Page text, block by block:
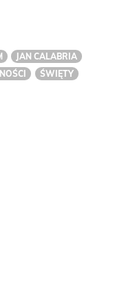
JAN CALABRIA
ŚWIĘTY